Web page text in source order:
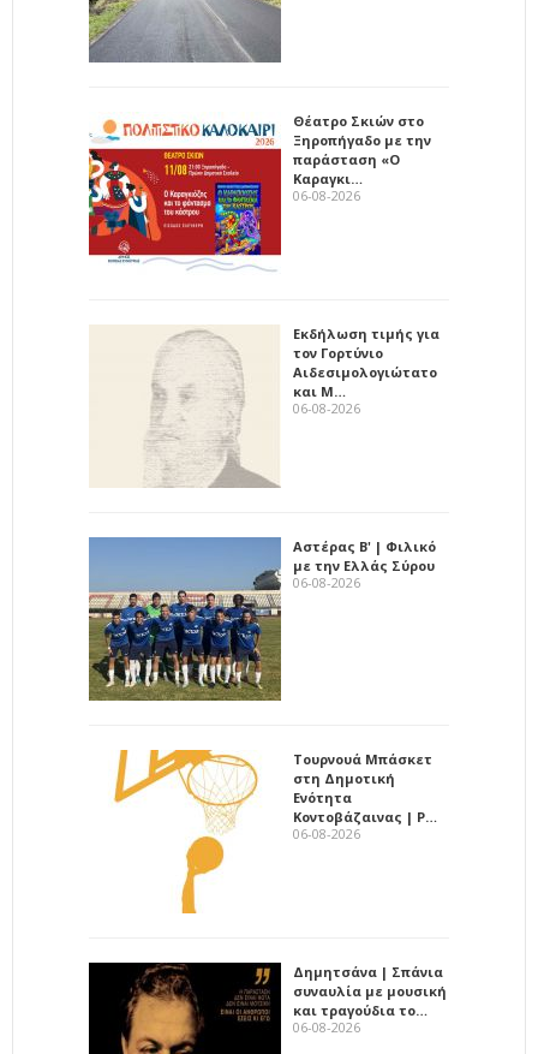
Θέατρο Σκιών στο
Ξηροπήγαδο με την
παράσταση «Ο
Καραγκι…
06-08-2026
Εκδήλωση τιμής για
τον Γορτύνιο
Αιδεσιμολογιώτατο
και Μ…
06-08-2026
Αστέρας Β' | Φιλικό
με την Ελλάς Σύρου
06-08-2026
Τουρνουά Μπάσκετ
στη Δημοτική
Ενότητα
Κοντοβάζαινας | Ρ…
06-08-2026
Δημητσάνα | Σπάνια
συναυλία με μουσική
και τραγούδια το…
06-08-2026